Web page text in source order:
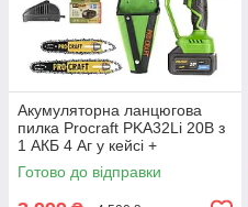
Акумуляторна ланцюгова
пилка Procraft PKA32Li 20В з
1 АКБ 4 Аг у кейсі +
додатковий АКБ 4 Аг Type-C,
2 шини 6"/8"
Готово до відправки